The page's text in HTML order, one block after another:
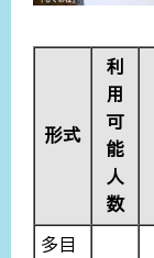
形式
利
用
可
能
人
数
多目